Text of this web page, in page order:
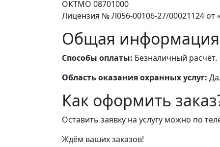
ОКТМО 08701000
Лицензия № Л056-00106-27/00021124 от
Общая
Способы оплаты: Безналичный расчёт.
Область оказания охранных услуг:
Как оформить
Оставить заявку на услугу можно по
Ждём ваших заказов!